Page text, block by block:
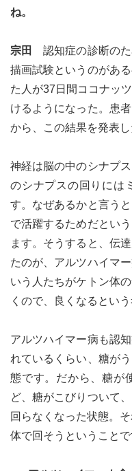
ね。
宗田
認知症の診断のた
描画試験というのがあ
た人が37日間ココナッ
けるようになった。患
から、この結果を発表し
神経は脳の中のシナプ
のシナプスの回りには
す。なぜあるかと言う
で活躍するためだとい
ます。そうすると、伝
たのが、アルツハイマ
いう人たちがケトン体
くので、良くなるという
アルツハイマー病も認
れているくらい、糖が
態です。だから、糖が
ど、糖がこびりついて
回らなくなった状態。
体で回そうということで